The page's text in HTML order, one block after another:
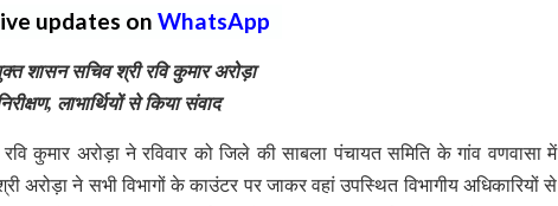
updates on WhatsApp
शासन सचिव श्री रवि कुमार अरोड़ा
लाभार्थियों से किया संवाद
कुमार अरोड़ा ने रविवार को जिले की साबला पंचायत समिति के गांव वणवासा में
अरोड़ा ने सभी विभागों के काउंटर पर जाकर वहां उपस्थित विभागीय अधिकारियों से